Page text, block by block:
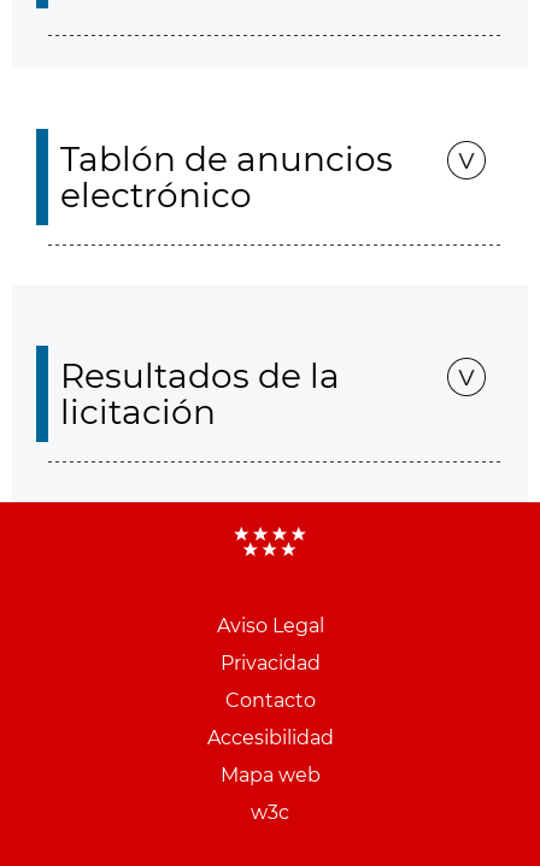
Tablón de anuncios
electrónico
Resultados de la
licitación
Aviso Legal
Privacidad
Contacto
Accesibilidad
Mapa web
w3c